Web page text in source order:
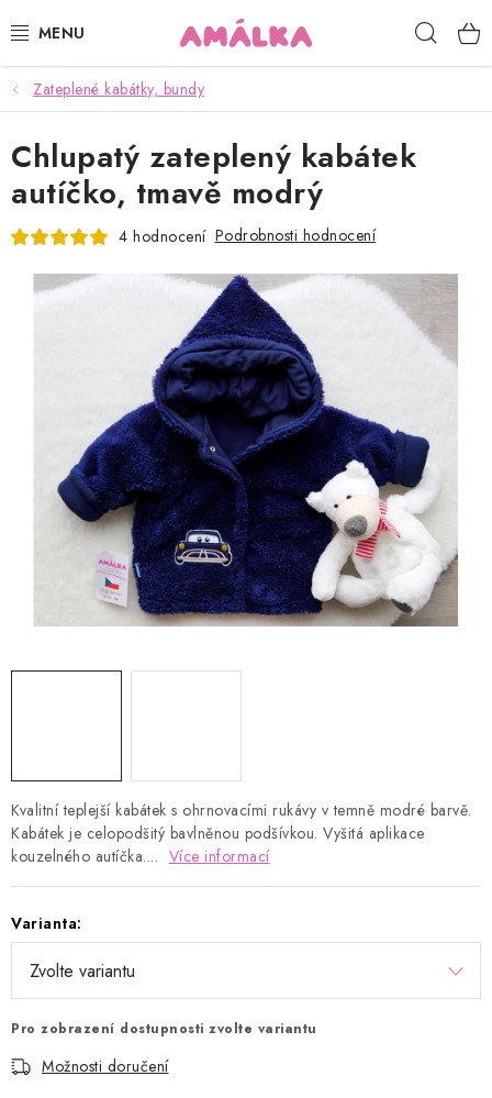
na
KOJENECKÉ, DĚTSKÉ OBLEČENÍ
ČEPICE, RUKAVICE, NÁKRČNÍKY
OSUŠKY, BRYNDÁKY, DEKY, DOPLŇKY
HODNOCENÍ OBCHODU
Kontakty Proč AMÁLKA?
Doprava a platba
Tabulka velikostí
Postup pro vrácení a výměnu
Velkoobchod
Obchodní podmínky
Podmínky ochrany osobních údajů
Blog
Zateplené kabátky, bundy
Kvalitní teplejší kabátek s ohrnovacími rukávy v temně modré barvě.
Kabátek je celopodšitý bavlněnou podšívkou. Vyšitá aplikace
kouzelného autíčka.... Více informací
Varianta:
Pro zobrazení dostupnosti zvolte variantu
Možnosti doručení
Chlupatý zateplený kabátek
autíčko, tmavě modrý
4 hodnocení Podrobnosti hodnocení